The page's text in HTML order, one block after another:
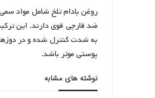
روغن بادام تلخ شامل مواد
ضد قارچی قوی دارند. این
به شدت کنترل شده و در
پوستی موثر باشد.
نوشته های مشابه